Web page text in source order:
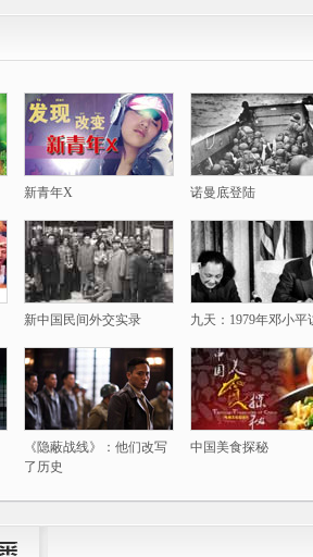
新青年X 诺曼底登陆
新中国民间外交实录 九天：1979年邓小平
《隐蔽战线》：他们改写
了历史
中国美食探秘